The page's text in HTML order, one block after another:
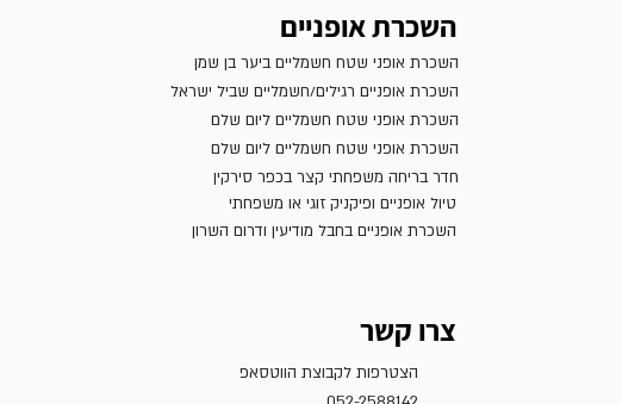
השכרת אופניים
השכרת אופני שטח חשמליים ביער בן שמן
השכרת אופניים רגילים/חשמליים שביל ישראל
השכרת אופני שטח חשמליים ליום שלם
השכרת אופני שטח חשמליים ליום שלם
חדר בריחה משפחתי קצר בכפר סירקין
טיול אופניים ופיקניק זוגי או משפחתי
השכרת אופניים בחבל מודיעין ודרום השרון
צרו קשר
הצטרפות לקבוצת הווטסאפ